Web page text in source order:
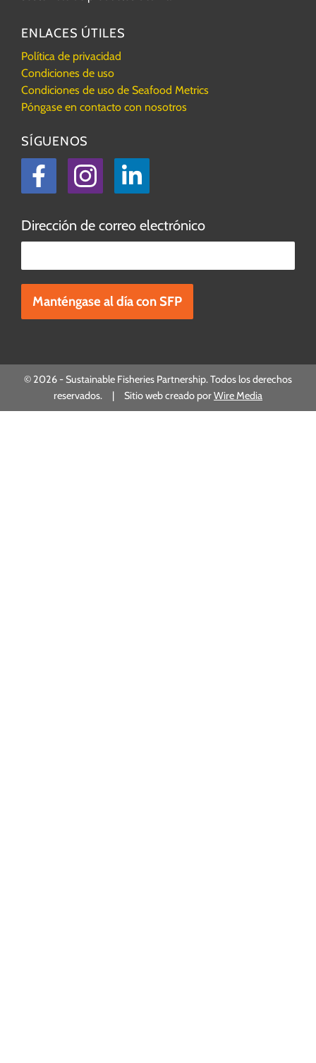
ENLACES ÚTILES
Política de privacidad
Condiciones de uso
Condiciones de uso de Seafood Metrics
Póngase en contacto con nosotros
SÍGUENOS
Facebook
Instagram
LinkedIn
Dirección de correo electrónico
© 2026 - Sustainable Fisheries Partnership. Todos los derechos
reservados. | Sitio web creado porWire Media